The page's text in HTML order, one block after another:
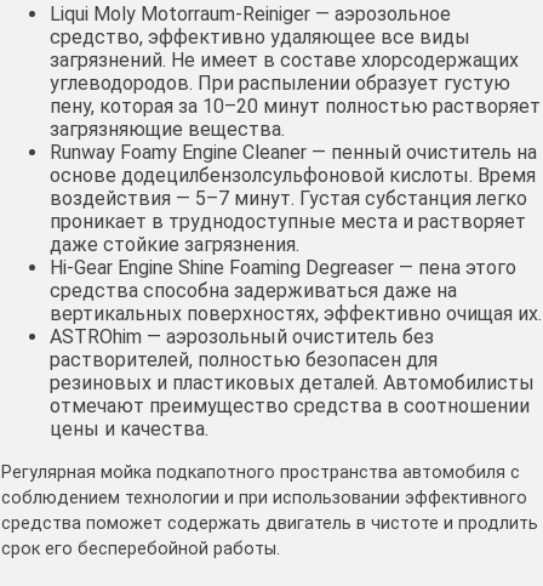
Liqui Moly Motorraum-Reiniger — аэрозольное
средство, эффективно удаляющее все виды
загрязнений. Не имеет в составе хлорсодержащих
углеводородов. При распылении образует густую
пену, которая за 10–20 минут полностью растворяет
загрязняющие вещества.
Runway Foamy Engine Cleaner — пенный очиститель на
основе додецилбензолсульфоновой кислоты. Время
воздействия — 5–7 минут. Густая субстанция легко
проникает в труднодоступные места и растворяет
даже стойкие загрязнения.
Hi-Gear Engine Shine Foaming Degreaser — пена этого
средства способна задерживаться даже на
вертикальных поверхностях, эффективно очищая их.
ASTROhim — аэрозольный очиститель без
растворителей, полностью безопасен для
резиновых и пластиковых деталей. Автомобилисты
отмечают преимущество средства в соотношении
цены и качества.
Регулярная мойка подкапотного пространства автомобиля с
соблюдением технологии и при использовании эффективного
средства поможет содержать двигатель в чистоте и продлить
срок его бесперебойной работы.